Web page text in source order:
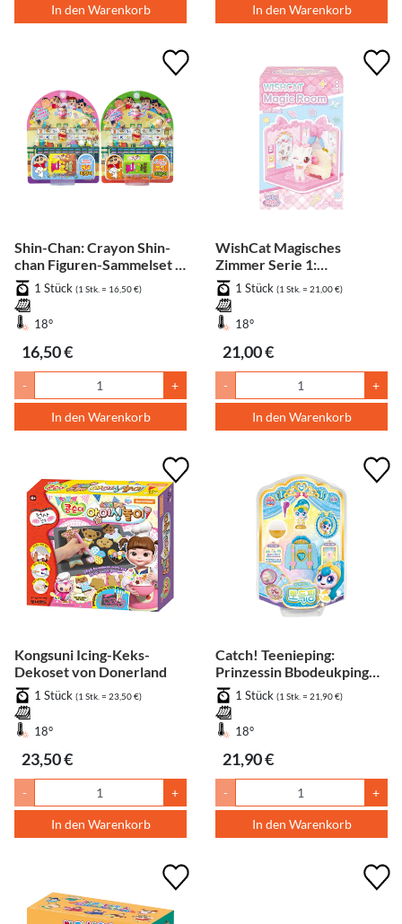
In den Warenkorb In den Warenkorb
Shin-Chan: Crayon Shin-
chan Figuren-Sammelset 1
Stück (zufällig)
1 Stück (1 Stk. = 16,50 €)
18°
16,50 €
- +
In den Warenkorb
WishCat Magisches
Zimmer Serie 1:
Überraschungsfigur - 8
Varianten, 1 Stück
(zufällig)
1 Stück (1 Stk. = 21,00 €)
18°
21,00 €
- +
In den Warenkorb
Kongsuni Icing-Keks-
Dekoset von Donerland
1 Stück (1 Stk. = 23,50 €)
18°
23,50 €
- +
In den Warenkorb
Catch! Teenieping:
Prinzessin Bbodeukping
Glanz-Figur
1 Stück (1 Stk. = 21,90 €)
18°
21,90 €
- +
In den Warenkorb